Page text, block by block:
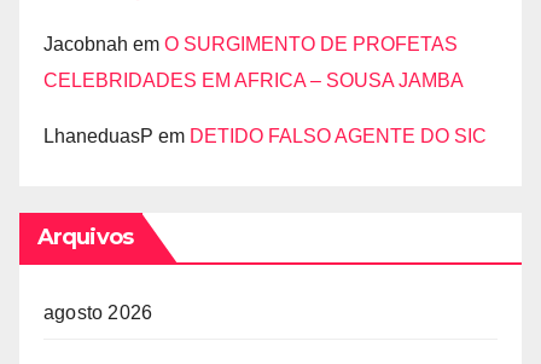
Jacobnah em O SURGIMENTO DE PROFETAS
CELEBRIDADES EM AFRICA – SOUSA JAMBA
LhaneduasP em DETIDO FALSO AGENTE DO SIC
Arquivos
agosto 2026